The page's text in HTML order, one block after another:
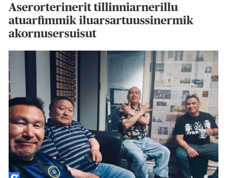
Aserorterinerit tillinniarnerillu
atuarfimmik iluarsartuussinermik
akornusersuisut